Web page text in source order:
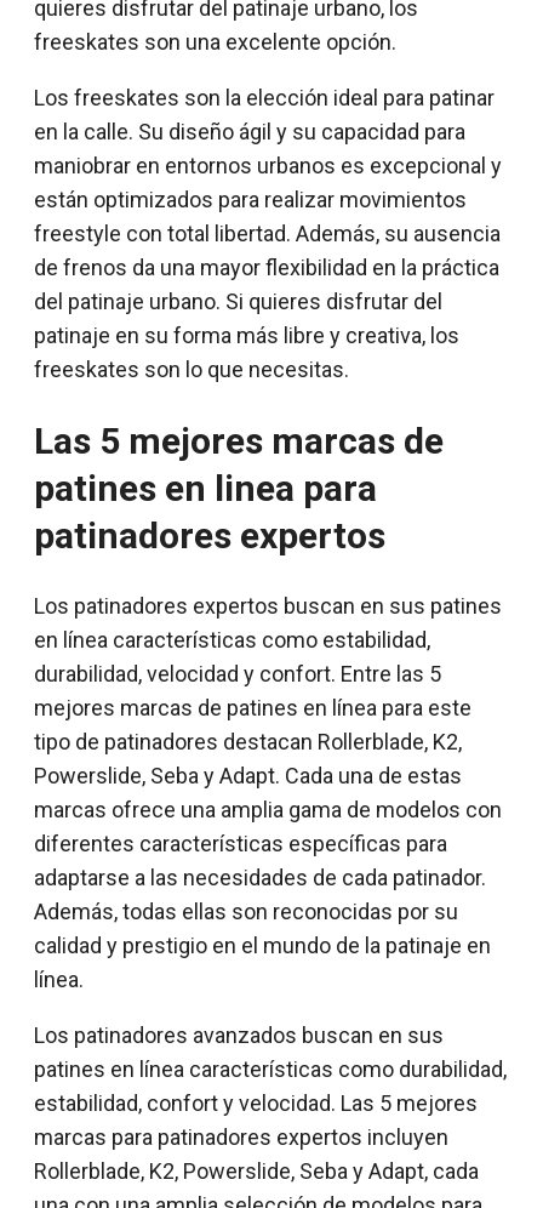
quieres disfrutar del patinaje urbano, los
freeskates son una excelente opción.
Los freeskates son la elección ideal para patinar
en la calle. Su diseño ágil y su capacidad para
maniobrar en entornos urbanos es excepcional y
están optimizados para realizar movimientos
freestyle con total libertad. Además, su ausencia
de frenos da una mayor flexibilidad en la práctica
del patinaje urbano. Si quieres disfrutar del
patinaje en su forma más libre y creativa, los
freeskates son lo que necesitas.
Las 5 mejores marcas de
patines en linea para
patinadores expertos
Los patinadores expertos buscan en sus patines
en línea características como estabilidad,
durabilidad, velocidad y confort. Entre las 5
mejores marcas de patines en línea para este
tipo de patinadores destacan Rollerblade, K2,
Powerslide, Seba y Adapt. Cada una de estas
marcas ofrece una amplia gama de modelos con
diferentes características específicas para
adaptarse a las necesidades de cada patinador.
Además, todas ellas son reconocidas por su
calidad y prestigio en el mundo de la patinaje en
línea.
Los patinadores avanzados buscan en sus
patines en línea características como durabilidad,
estabilidad, confort y velocidad. Las 5 mejores
marcas para patinadores expertos incluyen
Rollerblade, K2, Powerslide, Seba y Adapt, cada